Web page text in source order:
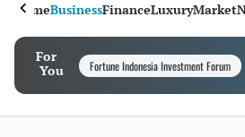
HomeBusinessFinanceLuxuryMarket
For
You
Fortune Indonesia Investment Forum